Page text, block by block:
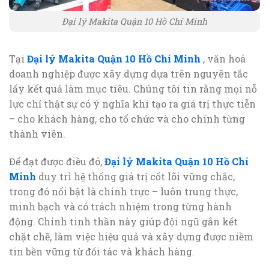
Đại lý Makita Quận 10 Hồ Chí Minh
Tại Đại lý Makita Quận 10 Hồ Chí Minh , văn hoá
doanh nghiệp được xây dựng dựa trên nguyên tắc
lấy kết quả làm mục tiêu. Chúng tôi tin rằng mọi nỗ
lực chỉ thật sự có ý nghĩa khi tạo ra giá trị thực tiễn
– cho khách hàng, cho tổ chức và cho chính từng
thành viên.
Để đạt được điều đó,Đại lý Makita Quận 10 Hồ Chí
Minh duy trì hệ thống giá trị cốt lõi vững chắc,
trong đó nổi bật là chính trực – luôn trung thực,
minh bạch và có trách nhiệm trong từng hành
động. Chính tinh thần này giúp đội ngũ gắn kết
chặt chẽ, làm việc hiệu quả và xây dựng được niềm
tin bền vững từ đối tác và khách hàng.